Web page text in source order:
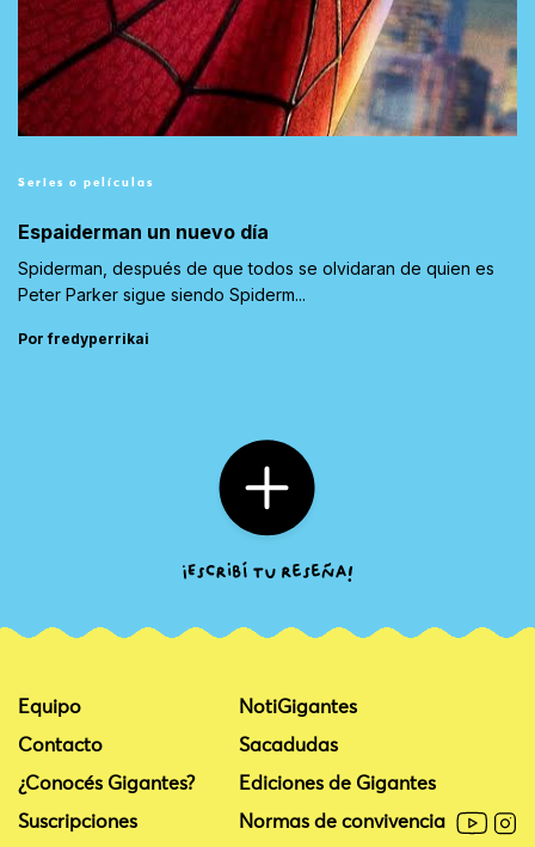
Series o películas
Espaiderman un nuevo día
Spiderman, después de que todos se olvidaran de quien es
Peter Parker sigue siendo Spiderm...
Por fredyperrikai
Equipo
Contacto
¿Conocés Gigantes?
Suscripciones
NotiGigantes
Sacadudas
Ediciones de Gigantes
Normas de convivencia